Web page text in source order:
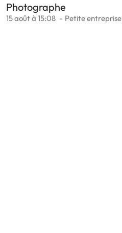
Photographe
15 août à 15:08 Petite entreprise